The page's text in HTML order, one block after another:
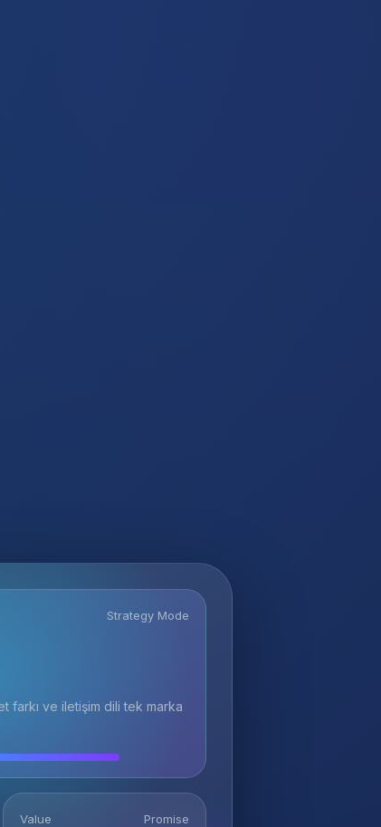
Strategy Mode
ve iletişim dili tek marka
Value Promise